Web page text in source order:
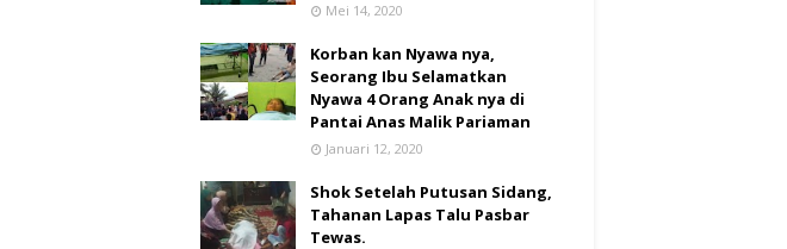
Mei 14, 2020
Korban kan Nyawa nya,
Seorang Ibu Selamatkan
Nyawa 4 Orang Anak nya di
Pantai Anas Malik Pariaman
Januari 12, 2020
Shok Setelah Putusan Sidang,
Tahanan Lapas Talu Pasbar
Tewas.